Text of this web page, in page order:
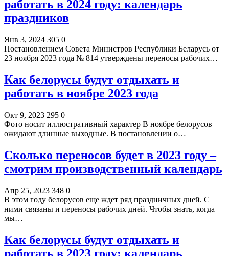
работать в 2024 году: календарь
праздников
Янв 3, 2024 305 0
Постановлением Совета Министров Республики Беларусь от
23 ноября 2023 года № 814 утверждены переносы рабочих…
Как белорусы будут отдыхать и
работать в ноябре 2023 года
Окт 9, 2023 295 0
Фото носит иллюстративный характер В ноябре белорусов
ожидают длинные выходные. В постановлении о…
Сколько переносов будет в 2023 году –
смотрим производственный календарь
Апр 25, 2023 348 0
В этом году белорусов еще ждет ряд праздничных дней. С
ними связаны и переносы рабочих дней. Чтобы знать, когда
мы…
Как белорусы будут отдыхать и
работать в 2023 году: календарь